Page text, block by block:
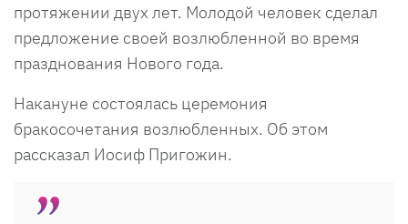
протяжении двух лет. Молодой человек сделал
предложение своей возлюбленной во время
празднования Нового года.
Накануне состоялась церемония
бракосочетания возлюбленных. Об этом
рассказал Иосиф Пригожин.